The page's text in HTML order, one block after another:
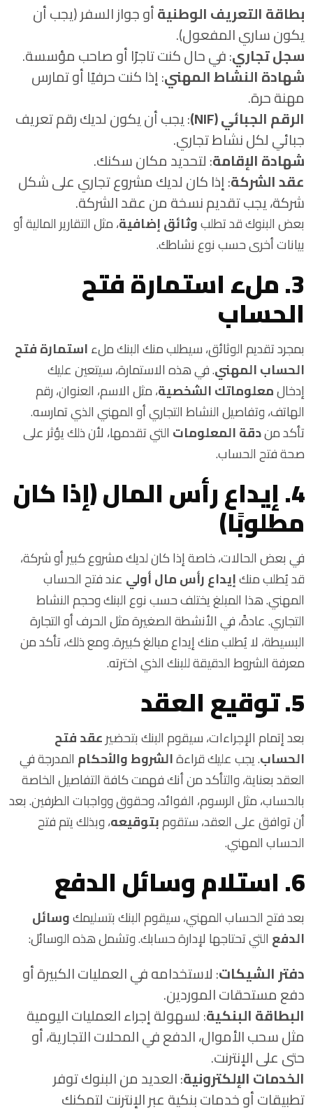
بطاقة التعريف الوطنيةأو جواز السفر (يجب أن
يكون ساري المفعول).
سجل تجاري: في حال كنت تاجرًا أو صاحب مؤسسة.
شهادة النشاط المهني: إذا كنت حرفيًا أو تمارس
مهنة حرة.
الرقم الجبائي (NIF)
: يجب أن يكون لديك رقم تعريف
جبائي لكل نشاط تجاري.
شهادة الإقامة: لتحديد مكان سكنك.
عقد الشركة: إذا كان لديك مشروع تجاري على شكل
شركة، يجب تقديم نسخة من عقد الشركة.
بعض البنوك قد تطلبوثائق إضافية، مثل التقارير المالية أو
بيانات أخرى حسب نوع نشاطك.
3. ملء استمارة فتح
الحساب
بمجرد تقديم الوثائق، سيطلب منك البنك ملءاستمارة فتح
الحساب المهني. في هذه الاستمارة، سيتعين عليك
إدخالمعلوماتك الشخصية، مثل الاسم، العنوان، رقم
الهاتف، وتفاصيل النشاط التجاري أو المهني الذي تمارسه.
تأكد مندقة المعلومات التي تقدمها، لأن ذلك يؤثر على
صحة فتح الحساب.
4. إيداع رأس المال (إذا كان
مطلوبًا)
في بعض الحالات، خاصة إذا كان لديك مشروع كبير أو شركة،
قد يُطلب منكإيداع رأس مال أولي عند فتح الحساب
المهني. هذا المبلغ يختلف حسب نوع البنك وحجم النشاط
التجاري. عادةً، في الأنشطة الصغيرة مثل الحرف أو التجارة
البسيطة، لا يُطلب منك إيداع مبالغ كبيرة. ومع ذلك، تأكد من
معرفة الشروط الدقيقة للبنك الذي اخترته.
5. توقيع العقد
بعد إتمام الإجراءات، سيقوم البنك بتحضيرعقد فتح
الحساب. يجب عليك قراءةالشروط والأحكام المدرجة في
العقد بعناية، والتأكد من أنك فهمت كافة التفاصيل الخاصة
بالحساب، مثل الرسوم، الفوائد، وحقوق وواجبات الطرفين. بعد
أن توافق على العقد، ستقومبتوقيعه، وبذلك يتم فتح
الحساب المهني.
6. استلام وسائل الدفع
بعد فتح الحساب المهني، سيقوم البنك بتسليمكوسائل
الدفع التي تحتاجها لإدارة حسابك. وتشمل هذه الوسائل:
دفتر الشيكات: لاستخدامه في العمليات الكبيرة أو
دفع مستحقات الموردين.
البطاقة البنكية: لسهولة إجراء العمليات اليومية
مثل سحب الأموال، الدفع في المحلات التجارية، أو
حتى على الإنترنت.
الخدمات الإلكترونية: العديد من البنوك توفر
تطبيقات أو خدمات بنكية عبر الإنترنت لتمكنك